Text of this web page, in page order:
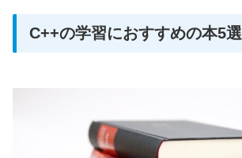
C++の学習におすすめの本5選